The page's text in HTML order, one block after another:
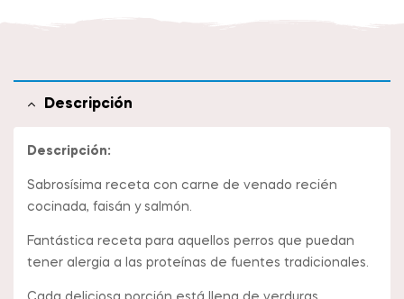
Descripción
Descripción:
Sabrosísima receta con carne de venado recién
cocinada, faisán y salmón.
Fantástica receta para aquellos perros que puedan
tener alergia a las proteínas de fuentes tradicionales.